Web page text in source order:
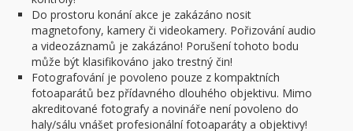
Do prostoru konání akce je zakázáno nosit
magnetofony, kamery či videokamery. Pořizování audio
a videozáznamů je zakázáno! Porušení tohoto bodu
může být klasifikováno jako trestný čin!
Fotografování je povoleno pouze z kompaktních
fotoaparátů bez přídavného dlouhého objektivu. Mimo
akreditované fotografy a novináře není povoleno do
haly/sálu vnášet profesionální fotoaparáty a objektivy!